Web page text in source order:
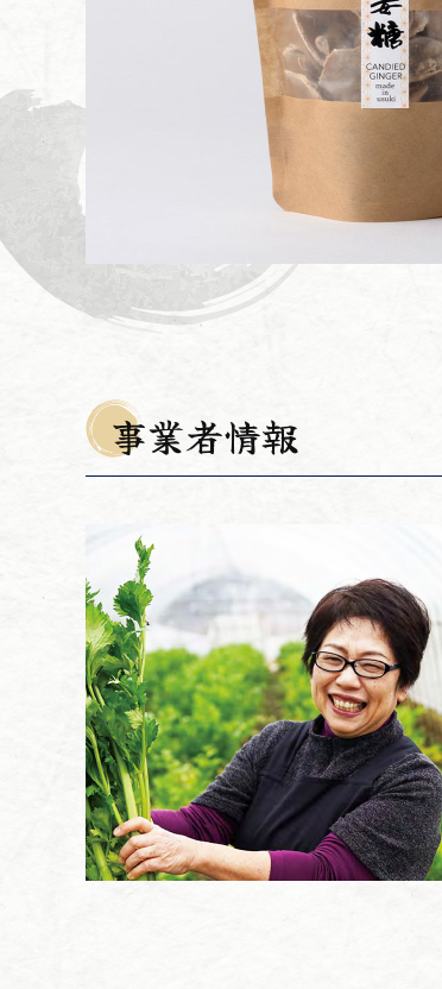
事業者情報